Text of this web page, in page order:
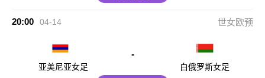
20:00 04-14 世女欧预
亚美尼亚女足
-
白俄罗斯女足